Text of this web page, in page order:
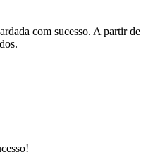
com sucesso. A partir de